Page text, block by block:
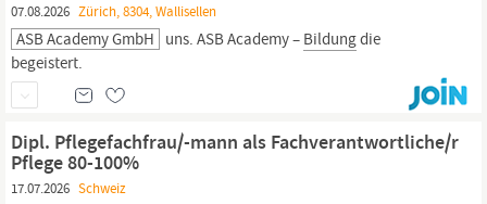
07.08.2026 Zürich, 8304, Wallisellen
ASB Academy GmbH uns. ASB Academy – Bildungdie
begeistert.
Dipl. Pflegefachfrau/-mann als Fachverantwortliche/r
Pflege 80-100%
17.07.2026 Schweiz